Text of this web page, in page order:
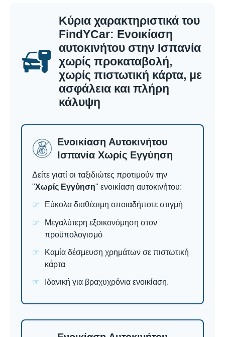
Κύρια χαρακτηριστικά του
FindYCar: Ενοικίαση
αυτοκινήτου στην Ισπανία
χωρίς προκαταβολή,
χωρίς πιστωτική κάρτα, με
ασφάλεια και πλήρη
κάλυψη
Ενοικίαση Αυτοκινήτου
Ισπανία Χωρίς Εγγύηση
Δείτε γιατί οι ταξιδιώτες προτιμούν την
"Χωρίς Εγγύηση" ενοικίαση αυτοκινήτου:
Εύκολα διαθέσιμη οποιαδήποτε στιγμή
Μεγαλύτερη εξοικονόμηση στον
προϋπολογισμό
Καμία δέσμευση χρημάτων σε πιστωτική
κάρτα
Ιδανική για βραχυχρόνια ενοικίαση.